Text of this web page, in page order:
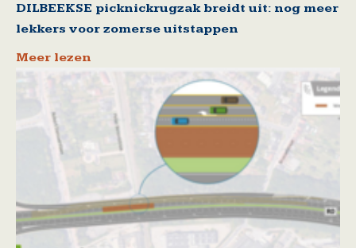
DILBEEKSE picknickrugzak breidt uit: nog meer
lekkers voor zomerse uitstappen
Meer lezen